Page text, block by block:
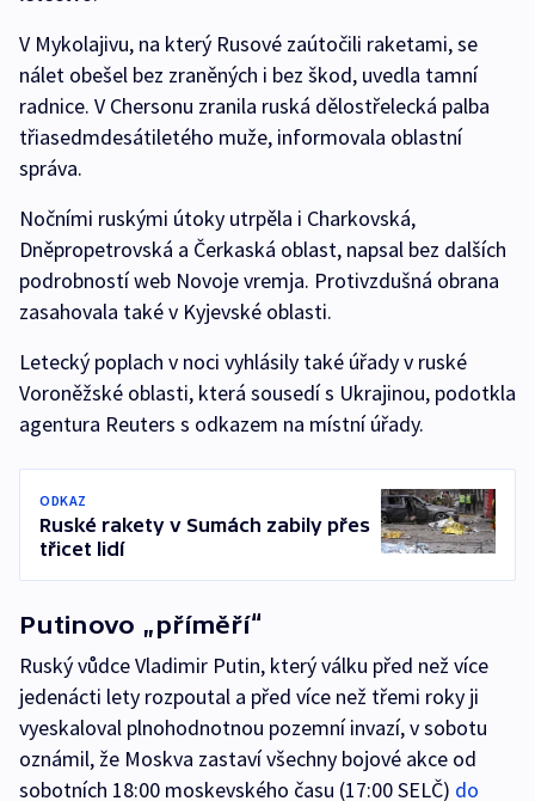
V Mykolajivu, na který Rusové zaútočili raketami, se
nálet obešel bez zraněných i bez škod, uvedla tamní
radnice. V Chersonu zranila ruská dělostřelecká palba
třiasedmdesátiletého muže, informovala oblastní
správa.
Nočními ruskými útoky utrpěla i Charkovská,
Dněpropetrovská a Čerkaská oblast, napsal bez dalších
podrobností web Novoje vremja. Protivzdušná obrana
zasahovala také v Kyjevské oblasti.
Letecký poplach v noci vyhlásily také úřady v ruské
Voroněžské oblasti, která sousedí s Ukrajinou, podotkla
agentura Reuters s odkazem na místní úřady.
ODKAZ
Ruské rakety v Sumách zabily přes
třicet lidí
Putinovo „příměří“
Ruský vůdce Vladimir Putin, který válku před než více
jedenácti lety rozpoutal a před více než třemi roky ji
vyeskaloval plnohodnotnou pozemní invazí, v sobotu
oznámil, že Moskva zastaví všechny bojové akce od
sobotních 18:00 moskevského času (17:00 SELČ) do